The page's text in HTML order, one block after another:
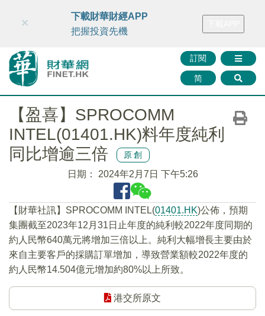
財華智庫網 FINTV FINMETA 財華證券 媒體矩陣
訂閱
简
×
下載財華財經APP
把握投資先機
【盈喜】SPROCOMM
INTEL(01401.HK)料年度純利
同比增逾三倍
原創
日期： 2024年2月7日 下午5:26
【財華社訊】SPROCOMM INTEL(01401.HK)公佈，預期
集團截至2023年12月31日止年度的純利較2022年度同期的
約人民幣640萬元將增加三倍以上。純利大幅增長主要由於
來自主要客戶的採購訂單增加，導致營業額較2022年度的
約人民幣14.504億元增加約80%以上所致。
港交所原文